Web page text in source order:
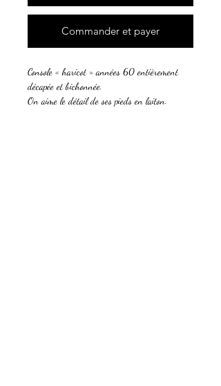
Commander et payer
Console « haricot » années 60 entièrement
décapée et bichonnée.
On aime le détail de ses pieds en laiton.